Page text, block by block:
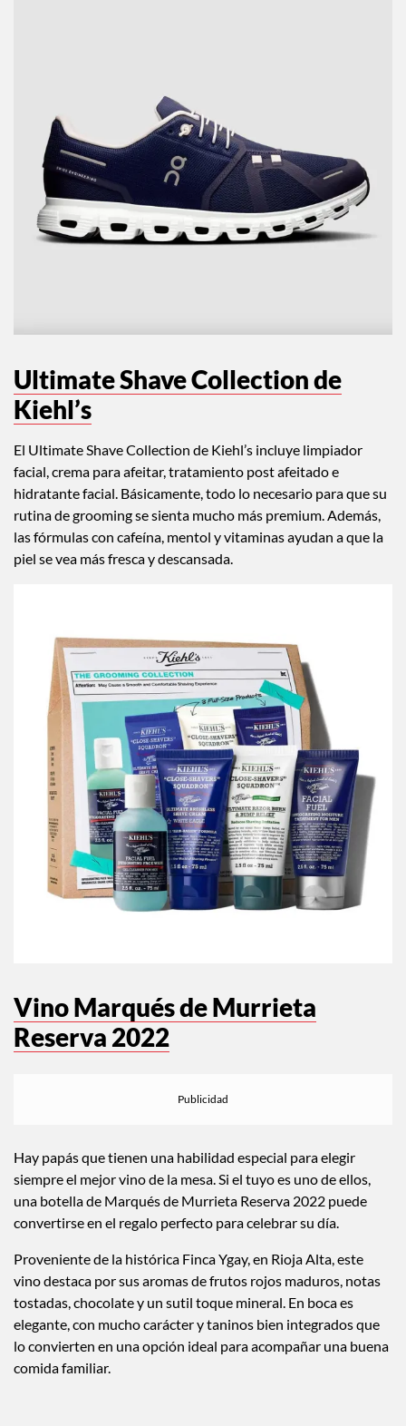
Ultimate Shave Collection de
Kiehl’s
El Ultimate Shave Collection de Kiehl’s incluye limpiador
facial, crema para afeitar, tratamiento post afeitado e
hidratante facial. Básicamente, todo lo necesario para que su
rutina de grooming se sienta mucho más premium. Además,
las fórmulas con cafeína, mentol y vitaminas ayudan a que la
piel se vea más fresca y descansada.
Vino Marqués de Murrieta
Reserva 2022
Hay papás que tienen una habilidad especial para elegir
siempre el mejor vino de la mesa. Si el tuyo es uno de ellos,
una botella de Marqués de Murrieta Reserva 2022 puede
convertirse en el regalo perfecto para celebrar su día.
Proveniente de la histórica Finca Ygay, en Rioja Alta, este
vino destaca por sus aromas de frutos rojos maduros, notas
tostadas, chocolate y un sutil toque mineral. En boca es
elegante, con mucho carácter y taninos bien integrados que
lo convierten en una opción ideal para acompañar una buena
comida familiar.